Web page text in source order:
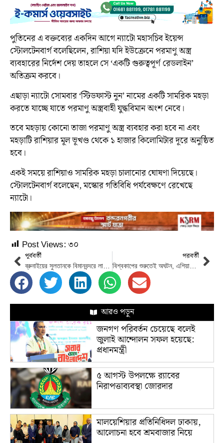
পুতিনের এ বক্তব্যের একদিন আগে ন্যাটো মহাসচিব ইয়েন্স
স্টোলটেনবার্গ বলেছিলেন, রাশিয়া যদি ইউক্রেনে পরমাণু অস্ত্র
ব্যবহারের নির্দেশ দেয় তাহলে সে ‘একটি গুরুত্বপূর্ণ রেডলাইন’
অতিক্রম করবে।
এছাড়া ন্যাটো সোমবার ‘স্টিডফাস্ট নুন’ নামের একটি সামরিক মহড়া
করতে যাচ্ছে যাতে পরমাণু অস্ত্রবাহী যুদ্ধবিমান অংশ নেবে।
তবে মহড়ায় কোনো তাজা পরমাণু অস্ত্র ব্যবহার করা হবে না এবং
মহড়াটি রাশিয়ার মূল ভূখণ্ড থেকে ১ হাজার কিলোমিটার দূরে অনুষ্ঠিত
হবে।
একই সময়ে রাশিয়াও সামরিক মহড়া চালানোর ঘোষণা দিয়েছে।
স্টোলটেনবার্গ বলেছেন, মস্কোর গতিবিধি পর্যবেক্ষণে রেখেছে
ন্যাটো।
Post Views:৩০
পূর্ববর্তী পরবর্তী
বিশ্বকাপের শুরুতেই অঘটন, এশিয়ার সেরা শ্রীলঙ্কাকে বধ করল নামিবিয়া
আরও পড়ুন
জনগণ পরিবর্তন চেয়েছে বলেই
জুলাই আন্দোলন সফল হয়েছে:
প্রধানমন্ত্রী
৫ আগস্ট উপলক্ষে র‌্যাবের
নিরাপত্তাব্যবস্থা জোরদার
মালয়েশিয়ার প্রতিনিধিদল ঢাকায়,
আলোচনা হবে শ্রমবাজার নিয়ে